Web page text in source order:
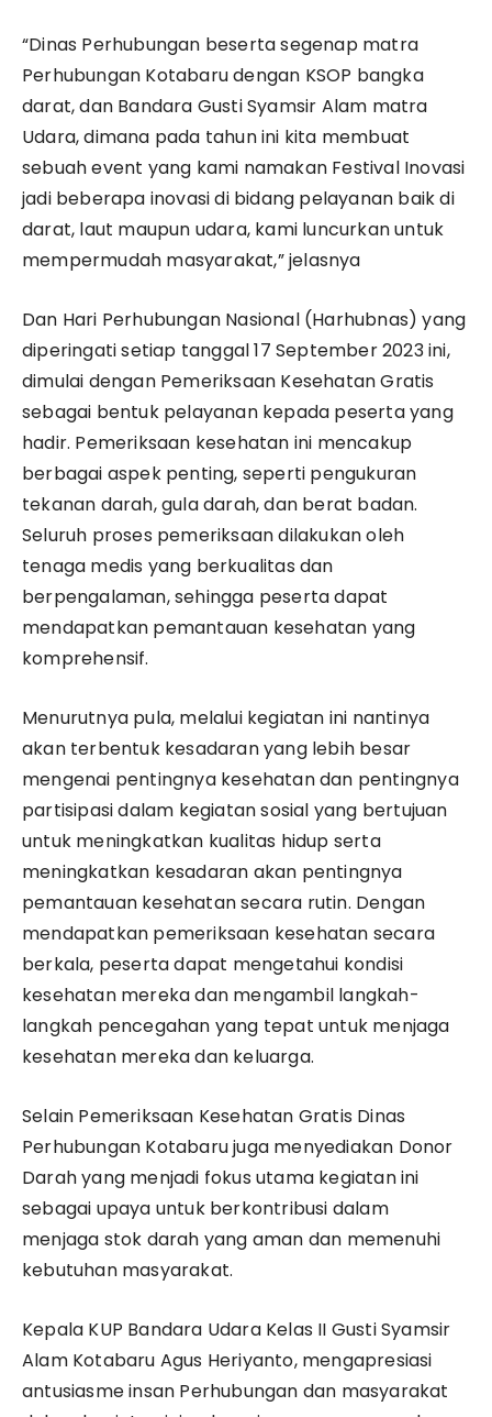
“Dinas Perhubungan beserta segenap matra
Perhubungan Kotabaru dengan KSOP bangka
darat, dan Bandara Gusti Syamsir Alam matra
Udara, dimana pada tahun ini kita membuat
sebuah event yang kami namakan Festival Inovasi
jadi beberapa inovasi di bidang pelayanan baik di
darat, laut maupun udara, kami luncurkan untuk
mempermudah masyarakat,” jelasnya
Dan Hari Perhubungan Nasional (Harhubnas) yang
diperingati setiap tanggal 17 September 2023 ini,
dimulai dengan Pemeriksaan Kesehatan Gratis
sebagai bentuk pelayanan kepada peserta yang
hadir. Pemeriksaan kesehatan ini mencakup
berbagai aspek penting, seperti pengukuran
tekanan darah, gula darah, dan berat badan.
Seluruh proses pemeriksaan dilakukan oleh
tenaga medis yang berkualitas dan
berpengalaman, sehingga peserta dapat
mendapatkan pemantauan kesehatan yang
komprehensif.
Menurutnya pula, melalui kegiatan ini nantinya
akan terbentuk kesadaran yang lebih besar
mengenai pentingnya kesehatan dan pentingnya
partisipasi dalam kegiatan sosial yang bertujuan
untuk meningkatkan kualitas hidup serta
meningkatkan kesadaran akan pentingnya
pemantauan kesehatan secara rutin. Dengan
mendapatkan pemeriksaan kesehatan secara
berkala, peserta dapat mengetahui kondisi
kesehatan mereka dan mengambil langkah-
langkah pencegahan yang tepat untuk menjaga
kesehatan mereka dan keluarga.
Selain Pemeriksaan Kesehatan Gratis Dinas
Perhubungan Kotabaru juga menyediakan Donor
Darah yang menjadi fokus utama kegiatan ini
sebagai upaya untuk berkontribusi dalam
menjaga stok darah yang aman dan memenuhi
kebutuhan masyarakat.
Kepala KUP Bandara Udara Kelas II Gusti Syamsir
Alam Kotabaru Agus Heriyanto, mengapresiasi
antusiasme insan Perhubungan dan masyarakat